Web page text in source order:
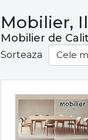
Mobilier,
Mobilier de
Sorteaza